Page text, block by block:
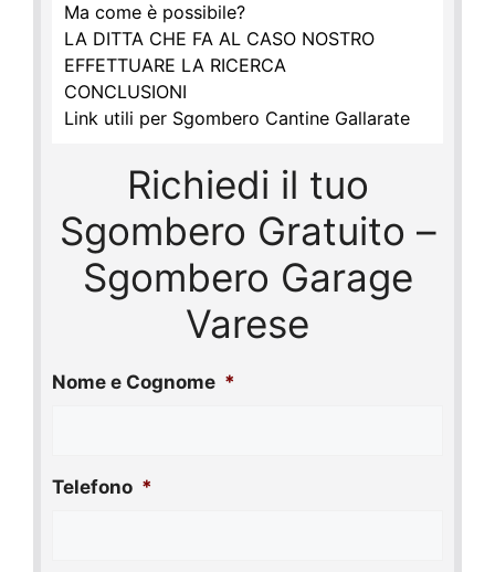
Ma come è possibile?
LA DITTA CHE FA AL CASO NOSTRO
EFFETTUARE LA RICERCA
CONCLUSIONI
Link utili per Sgombero Cantine Gallarate
Richiedi il tuo
Sgombero Gratuito –
Sgombero Garage
Varese
Nome e Cognome *
Telefono *